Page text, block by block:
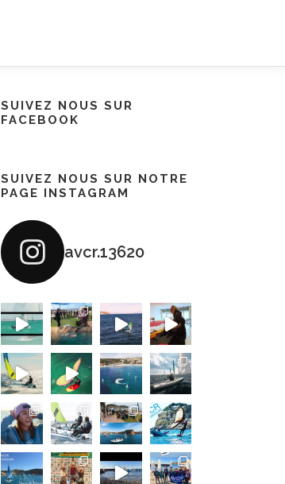
SUIVEZ NOUS SUR
FACEBOOK
SUIVEZ NOUS SUR NOTRE
PAGE INSTAGRAM
avcr.13620